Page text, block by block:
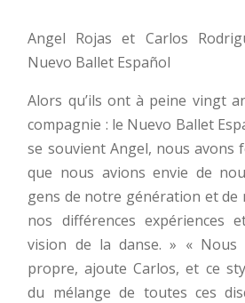
Angel Rojas et Carlos
Nuevo Ballet Español
Alors qu’ils ont à peine vingt
compagnie : le Nuevo Ballet
se souvient Angel, nous avons
que nous avions envie de
gens de notre génération et de
nos différences expériences
vision de la danse. » « Nous
propre, ajoute Carlos, et ce
du mélange de toutes ces